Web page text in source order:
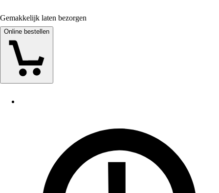
Gemakkelijk laten bezorgen
Online bestellen